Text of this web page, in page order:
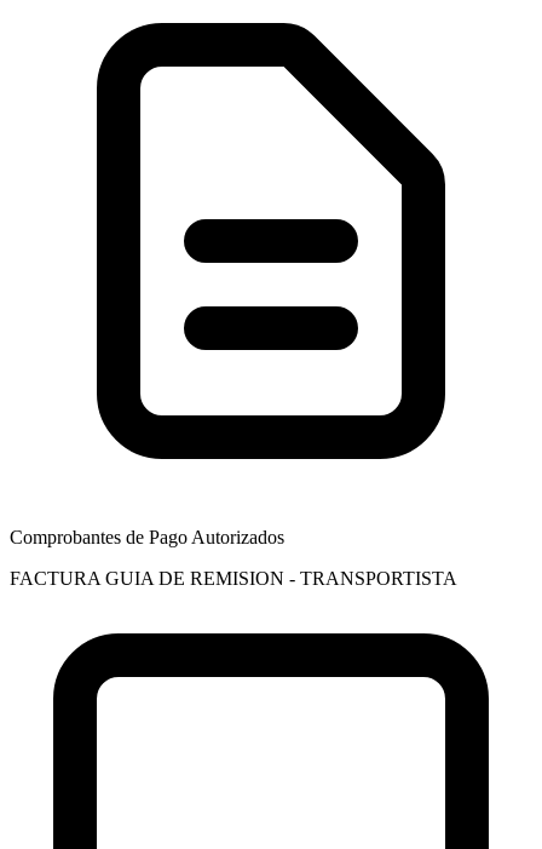
Comprobantes de Pago Autorizados
FACTURA GUIA DE REMISION - TRANSPORTISTA